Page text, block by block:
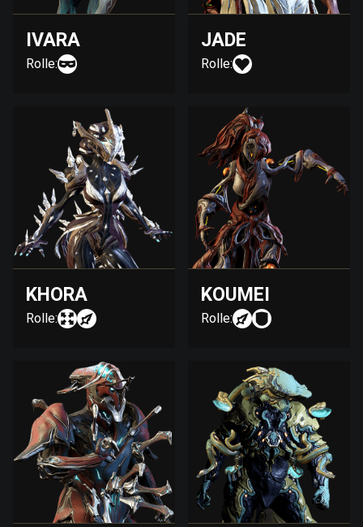
IVARA
Rolle:
JADE
Rolle:
KHORA
Rolle:
KOUMEI
Rolle: